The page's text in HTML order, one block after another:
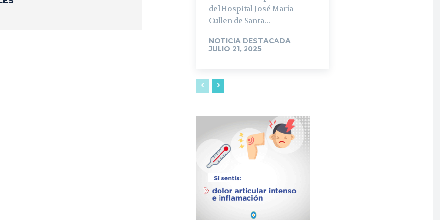
del Hospital José María
Cullen de Santa...
NOTICIA DESTACADA -
JULIO 21, 2025